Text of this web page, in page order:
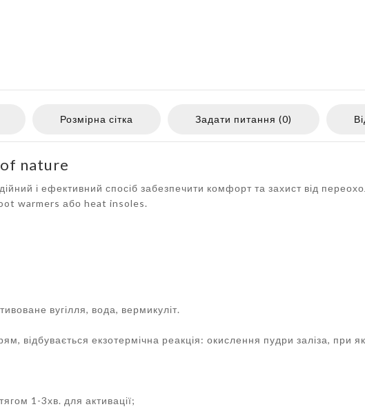
Розмірна сітка Задати питання (0)
of nature
і ефективний спосіб забезпечити комфорт та захист від
foot warmers або heat insoles.
вугілля, вода, вермикуліт.
відбувається екзотермічна реакція: окислення пудри заліза, при
1-3хв. для активації;